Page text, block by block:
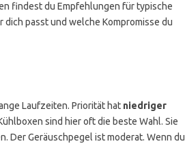
findest du Empfehlungen für typische
passt und welche Kompromisse du
Laufzeiten. Priorität hat niedriger
sind hier oft die beste Wahl. Sie
Der Geräuschpegel ist moderat. Wenn du